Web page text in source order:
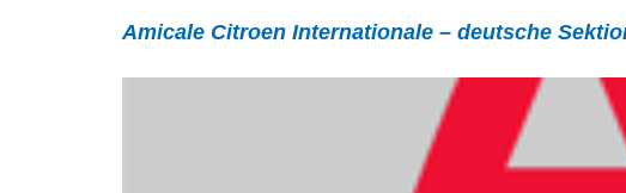
Amicale Citroen Internationale – deutsche